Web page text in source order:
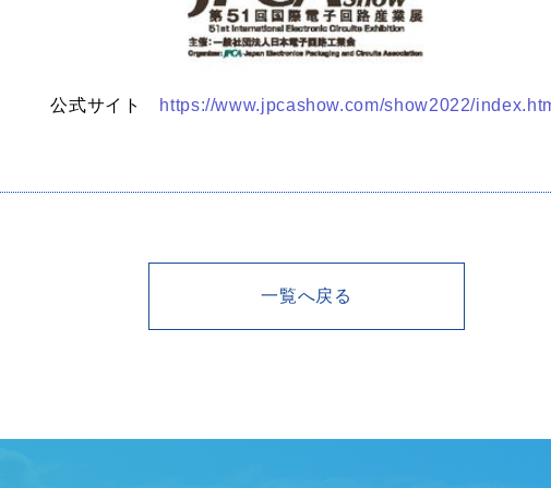
公式サイト https://www.jpcashow.com/show2022/
一覧へ戻る